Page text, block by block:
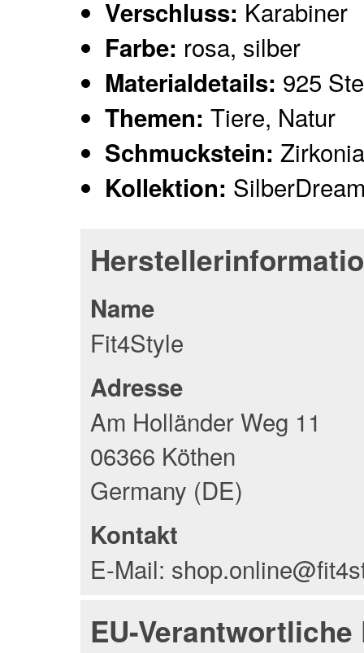
Verschluss: Karabiner
Farbe: rosa, silber
Materialdetails: 925
Themen: Tiere, Natur
Schmuckstein:
Kollektion:
Name
Fit4Style
Adresse
Am Holländer Weg 11
06366 Köthen
Germany (DE)
Kontakt
E-Mail:
EU-Verantwortliche